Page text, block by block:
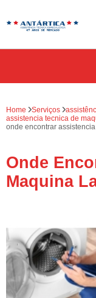
Home Serviços
assistencia tecnica de
onde encontrar
Onde
Maquina